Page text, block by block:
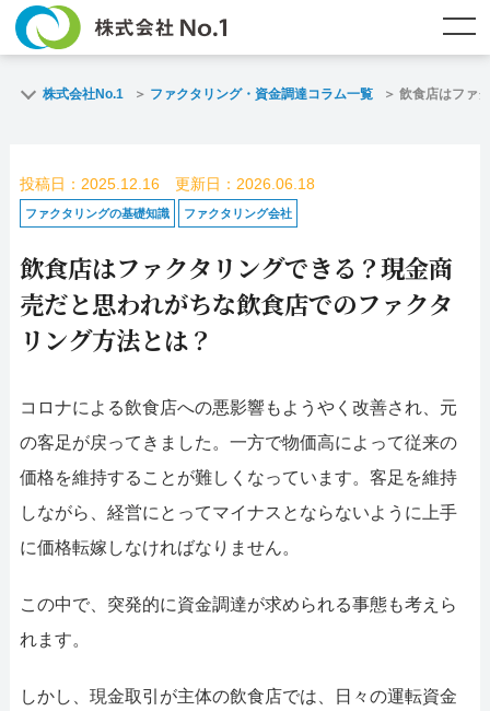
ファクタリングとは？
よくある質問 ファクタリング・資金調達コラム
企業情報 お問い合わせ
名古屋支店HP 福岡支店HP
お問合せ
査定依頼
お問い合わせ
052-414-4107 092-419-2433
おすすめ記事
ファクタリングで即日資金調達するための方法
株式会社No.1 ファクタリング・資金調達コラム一覧 飲食店はファ
投稿日：2025.12.16 更新日：2026.06.18
ファクタリングの基礎知識 ファクタリング会社
飲食店はファクタリングできる？現金商
売だと思われがちな飲食店でのファクタ
リング方法とは？
コロナによる飲食店への悪影響もようやく改善され、元
の客足が戻ってきました。一方で物価高によって従来の
価格を維持することが難しくなっています。客足を維持
しながら、経営にとってマイナスとならないように上手
に価格転嫁しなければなりません。
この中で、突発的に資金調達が求められる事態も考えら
れます。
しかし、現金取引が主体の飲食店では、日々の運転資金